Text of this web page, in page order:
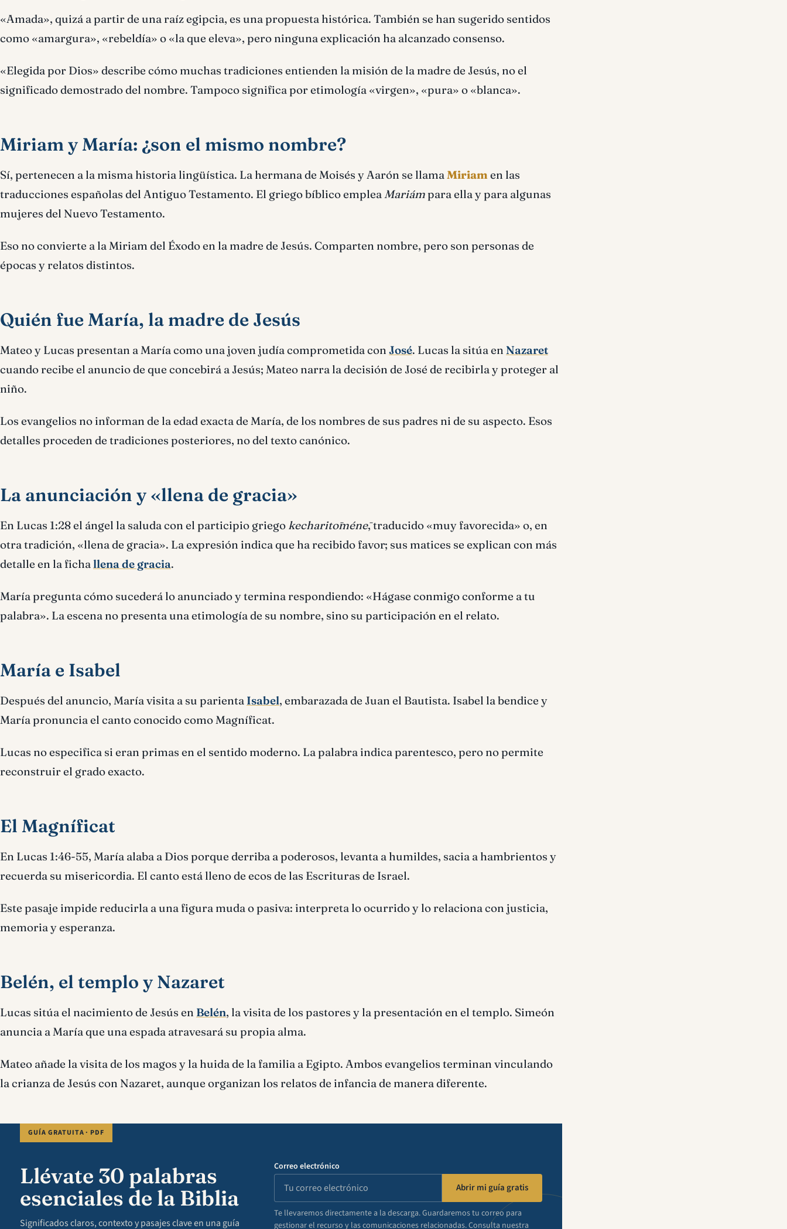
«Amada», quizá a partir de una raíz egipcia, es una propuesta histórica. También se han sugerido sentidos
como «amargura», «rebeldía» o «la que eleva», pero ninguna explicación ha alcanzado consenso.
«Elegida por Dios» describe cómo muchas tradiciones entienden la misión de la madre de Jesús, no el
significado demostrado del nombre. Tampoco significa por etimología «virgen», «pura» o «blanca».
Miriam y María: ¿son el mismo nombre?
Sí, pertenecen a la misma historia lingüística. La hermana de Moisés y Aarón se llama Miriam en las
traducciones españolas del Antiguo Testamento. El griego bíblico emplea Mariámpara ella y para algunas
mujeres del Nuevo Testamento.
Eso no convierte a la Miriam del Éxodo en la madre de Jesús. Comparten nombre, pero son personas de
épocas y relatos distintos.
Quién fue María, la madre de Jesús
Mateo y Lucas presentan a María como una joven judía comprometida con José. Lucas la sitúa en Nazaret
cuando recibe el anuncio de que concebirá a Jesús; Mateo narra la decisión de José de recibirla y proteger al
niño.
Los evangelios no informan de la edad exacta de María, de los nombres de sus padres ni de su aspecto. Esos
detalles proceden de tradiciones posteriores, no del texto canónico.
La anunciación y «llena de gracia»
En Lucas 1:28 el ángel la saluda con el participio griego kecharitōménē, traducido «muy favorecida» o, en
otra tradición, «llena de gracia». La expresión indica que ha recibido favor; sus matices se explican con más
detalle en la fichallena de gracia.
María pregunta cómo sucederá lo anunciado y termina respondiendo: «Hágase conmigo conforme a tu
palabra». La escena no presenta una etimología de su nombre, sino su participación en el relato.
María e Isabel
Después del anuncio, María visita a su parienta Isabel, embarazada de Juan el Bautista. Isabel la bendice y
María pronuncia el canto conocido como Magníficat.
Lucas no especifica si eran primas en el sentido moderno. La palabra indica parentesco, pero no permite
reconstruir el grado exacto.
El Magníficat
En Lucas 1:46-55, María alaba a Dios porque derriba a poderosos, levanta a humildes, sacia a hambrientos y
recuerda su misericordia. El canto está lleno de ecos de las Escrituras de Israel.
Este pasaje impide reducirla a una figura muda o pasiva: interpreta lo ocurrido y lo relaciona con justicia,
memoria y esperanza.
Belén, el templo y Nazaret
Lucas sitúa el nacimiento de Jesús en Belén, la visita de los pastores y la presentación en el templo. Simeón
anuncia a María que una espada atravesará su propia alma.
Mateo añade la visita de los magos y la huida de la familia a Egipto. Ambos evangelios terminan vinculando
la crianza de Jesús con Nazaret, aunque organizan los relatos de infancia de manera diferente.
GUÍA GRATUITA · PDF
Llévate 30 palabras
esenciales de la Biblia
Significados claros, contexto y pasajes clave en una guía
Correo electrónico
Abrir mi guía gratis
Te llevaremos directamente a la descarga. Guardaremos tu correo para
gestionar el recurso y las comunicaciones relacionadas. Consulta nuestra